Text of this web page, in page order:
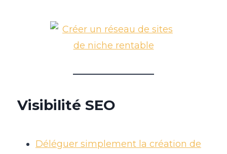
MON
EN
DE
Visibilité SEO
Déléguer simplement la création de